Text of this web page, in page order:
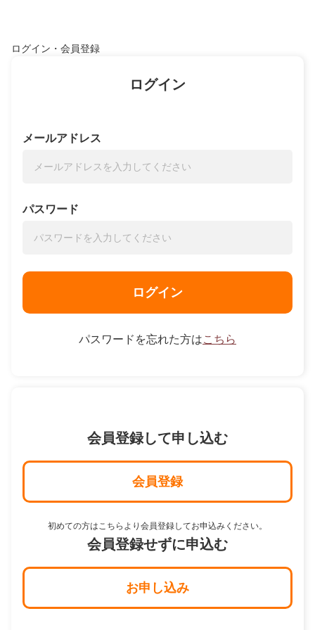
ログイン・会員登録
ログイン
メールアドレス
パスワード
ログイン
パスワードを忘れた方はこちら
会員登録して申し込む
会員登録
初めての方はこちらより会員登録してお申込みください。
会員登録せずに申込む
お申し込み